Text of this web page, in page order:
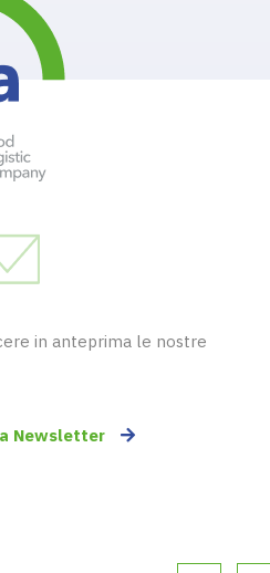
in anteprima le nostre
Newsletter